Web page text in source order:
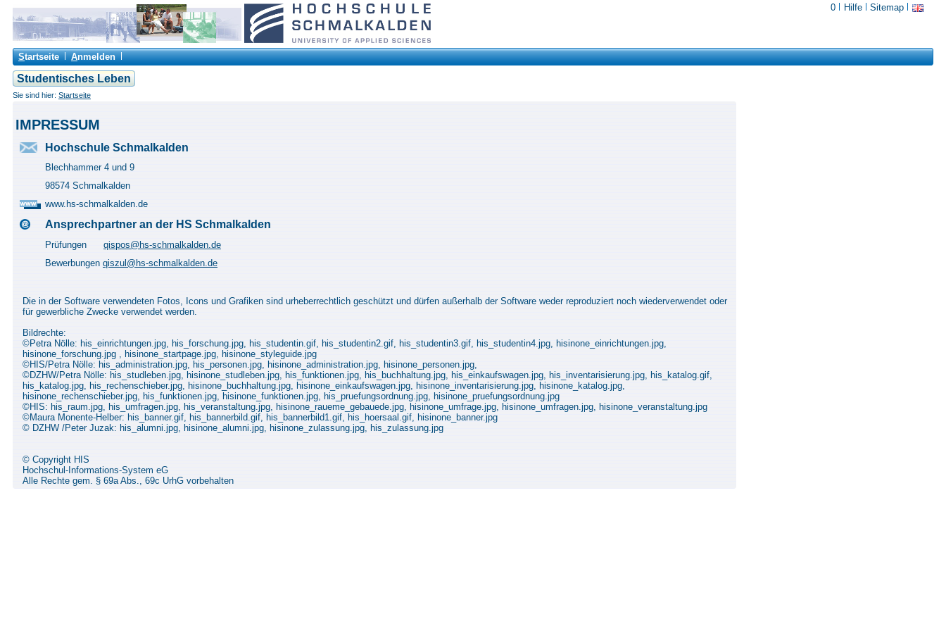
0 Hilfe Sitemap
Startseite Anmelden
Studentisches Leben
Sie sind hier: Startseite
IMPRESSUM
Hochschule Schmalkalden
Blechhammer 4 und 9
98574 Schmalkalden
www.hs-schmalkalden.de
Ansprechpartner an der HS Schmalkalden
Prüfungen qispos@hs-schmalkalden.de
Bewerbungen qiszul@hs-schmalkalden.de
Die in der Software verwendeten Fotos, Icons und Grafiken sind urheberrechtlich geschützt und dürfen außerhalb der Software weder reproduziert noch wiederverwendet oder
für gewerbliche Zwecke verwendet werden.
Bildrechte:
©Petra Nölle: his_einrichtungen.jpg, his_forschung.jpg, his_studentin.gif, his_studentin2.gif, his_studentin3.gif, his_studentin4.jpg, hisinone_einrichtungen.jpg,
hisinone_forschung.jpg , hisinone_startpage.jpg, hisinone_styleguide.jpg
©HIS/Petra Nölle: his_administration.jpg, his_personen.jpg, hisinone_administration.jpg, hisinone_personen.jpg,
©DZHW/Petra Nölle: his_studleben.jpg, hisinone_studleben.jpg, his_funktionen.jpg, his_buchhaltung.jpg, his_einkaufswagen.jpg, his_inventarisierung.jpg, his_katalog.gif,
his_katalog.jpg, his_rechenschieber.jpg, hisinone_buchhaltung.jpg, hisinone_einkaufswagen.jpg, hisinone_inventarisierung.jpg, hisinone_katalog.jpg,
hisinone_rechenschieber.jpg, his_funktionen.jpg, hisinone_funktionen.jpg, his_pruefungsordnung.jpg, hisinone_pruefungsordnung.jpg
©HIS: his_raum.jpg, his_umfragen.jpg, his_veranstaltung.jpg, hisinone_raueme_gebauede.jpg, hisinone_umfrage.jpg, hisinone_umfragen.jpg, hisinone_veranstaltung.jpg
©Maura Monente-Helber: his_banner.gif, his_bannerbild.gif, his_bannerbild1.gif, his_hoersaal.gif, hisinone_banner.jpg
© DZHW /Peter Juzak: his_alumni.jpg, hisinone_alumni.jpg, hisinone_zulassung.jpg, his_zulassung.jpg
© Copyright HIS
Hochschul-Informations-System eG
Alle Rechte gem. § 69a Abs., 69c UrhG vorbehalten